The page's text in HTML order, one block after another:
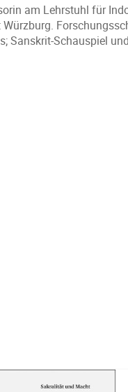
am Lehrstuhl für
Sanskrit-Schauspiel